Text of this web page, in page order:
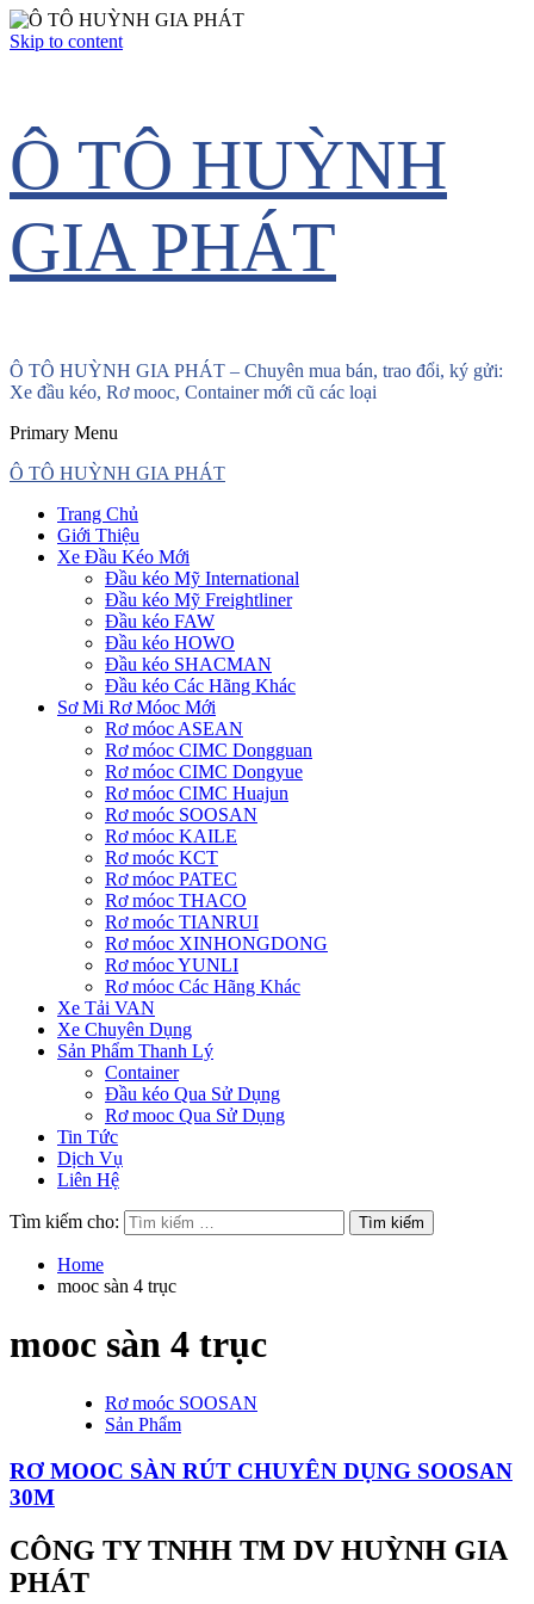
Skip to content
Ô TÔ HUỲNH
GIA PHÁT
Ô TÔ HUỲNH GIA PHÁT – Chuyên mua bán, trao đổi, ký gửi:
Xe đầu kéo, Rơ mooc, Container mới cũ các loại
Primary Menu
Ô TÔ HUỲNH GIA PHÁT
Trang Chủ
Giới Thiệu
Xe Đầu Kéo Mới
Đầu kéo Mỹ International
Đầu kéo Mỹ Freightliner
Đầu kéo FAW
Đầu kéo HOWO
Đầu kéo SHACMAN
Đầu kéo Các Hãng Khác
Sơ Mi Rơ Móoc Mới
Rơ móoc ASEAN
Rơ móoc CIMC Dongguan
Rơ móoc CIMC Dongyue
Rơ móoc CIMC Huajun
Rơ moóc SOOSAN
Rơ móoc KAILE
Rơ moóc KCT
Rơ móoc PATEC
Rơ móoc THACO
Rơ moóc TIANRUI
Rơ móoc XINHONGDONG
Rơ móoc YUNLI
Rơ móoc Các Hãng Khác
Xe Tải VAN
Xe Chuyên Dụng
Sản Phẩm Thanh Lý
Container
Đầu kéo Qua Sử Dụng
Rơ mooc Qua Sử Dụng
Tin Tức
Dịch Vụ
Liên Hệ
Tìm kiếm cho:
Home
mooc sàn 4 trục
mooc sàn 4 trục
Rơ moóc SOOSAN
Sản Phẩm
RƠ MOOC SÀN RÚT CHUYÊN DỤNG SOOSAN
30M
CÔNG TY TNHH TM DV HUỲNH GIA
PHÁT